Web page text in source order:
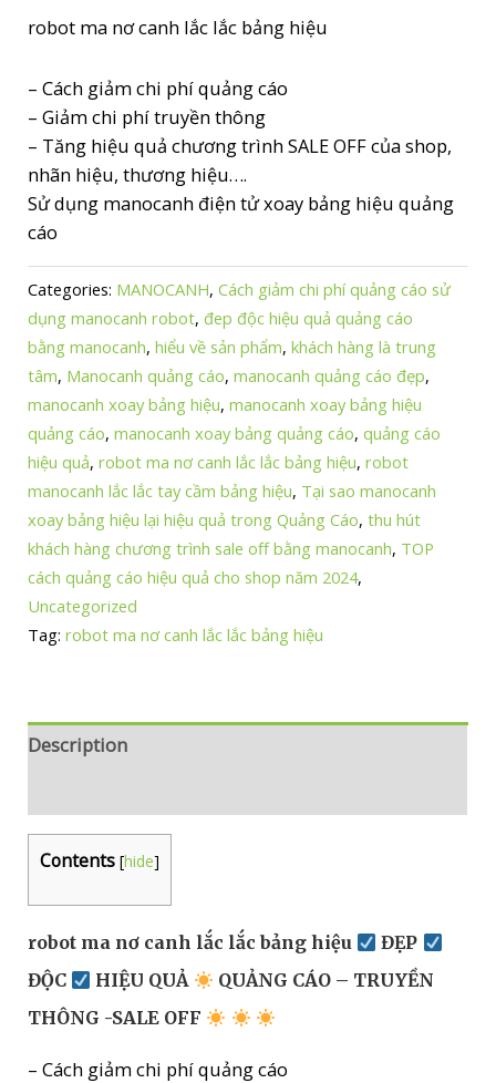
robot ma nơ canh lắc lắc bảng hiệu
– Cách giảm chi phí quảng cáo
– Giảm chi phí truyền thông
– Tăng hiệu quả chương trình SALE OFF của shop,
nhãn hiệu, thương hiệu….
Sử dụng manocanh điện tử xoay bảng hiệu quảng
cáo
Categories: MANOCANH,Cách giảm chi phí quảng cáo sử
dụng manocanh robot,đep độc hiệu quả quảng cáo
bằng manocanh,hiểu về sản phẩm,khách hàng là trung
tâm, Manocanh quảng cáo,manocanh quảng cáo đẹp,
manocanh xoay bảng hiệu,manocanh xoay bảng hiệu
quảng cáo,manocanh xoay bảng quảng cáo,quảng cáo
hiệu quả,robot ma nơ canh lắc lắc bảng hiệu,robot
manocanh lắc lắc tay cầm bảng hiệu, Tại sao manocanh
xoay bảng hiệu lại hiệu quả trong Quảng Cáo,thu hút
khách hàng chương trình sale off bằng manocanh, TOP
cách quảng cáo hiệu quả cho shop năm 2024,
Uncategorized
Tag:robot ma nơ canh lắc lắc bảng hiệu
Description
Contents [hide]
robot ma nơ canh lắc lắc bảng hiệu
ĐẸP
ĐỘC
HIỆU QUẢ
QUẢNG CÁO – TRUYỀN
THÔNG -SALE OFF
– Cách giảm chi phí quảng cáo